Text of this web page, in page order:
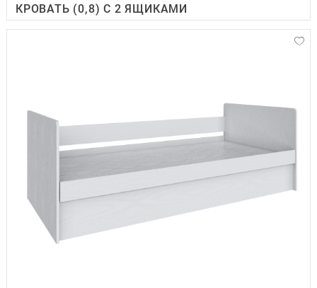
КРОВАТЬ (0,8) С 2 ЯЩИКАМИ